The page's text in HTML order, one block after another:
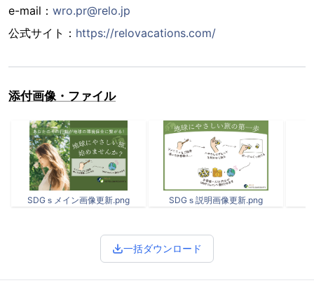
e-mail： wro.pr@relo.jp
公式サイト： https://relovacations.com/
添付画像・ファイル
SDGｓメイン画像更新.png SDGｓ説明画像更新.png
一括ダウンロード